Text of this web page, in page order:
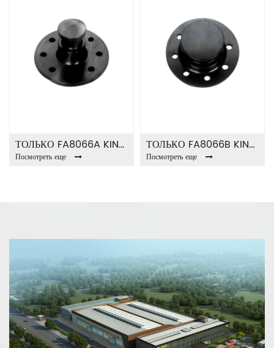
ТОЛЬКО FA8066A KING PIN
Посмотреть еще
ТОЛЬКО FA8066B KING PIN
Посмотреть еще